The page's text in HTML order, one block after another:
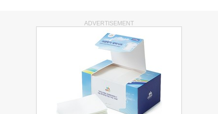
ADVERTISEMENT